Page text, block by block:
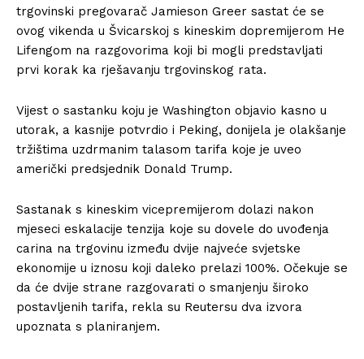
trgovinski pregovarač Jamieson Greer sastat će se
ovog vikenda u Švicarskoj s kineskim dopremijerom He
Lifengom na razgovorima koji bi mogli predstavljati
prvi korak ka rješavanju trgovinskog rata.
Vijest o sastanku koju je Washington objavio kasno u
utorak, a kasnije potvrdio i Peking, donijela je olakšanje
tržištima uzdrmanim talasom tarifa koje je uveo
američki predsjednik Donald Trump.
Sastanak s kineskim vicepremijerom dolazi nakon
mjeseci eskalacije tenzija koje su dovele do uvođenja
carina na trgovinu između dvije najveće svjetske
ekonomije u iznosu koji daleko prelazi 100%. Očekuje se
da će dvije strane razgovarati o smanjenju široko
postavljenih tarifa, rekla su Reutersu dva izvora
upoznata s planiranjem.